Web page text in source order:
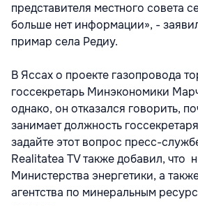
представителя местного совета
больше нет информации», -
примар села Редиу.
В Яссах о проекте газопровода
госсекретарь Минэкономики
однако, он отказался говорить,
занимает должность
задайте этот вопрос пресс-
Realitatea TV также добавил, что
Министерства энергетики, а
агентства по минеральным